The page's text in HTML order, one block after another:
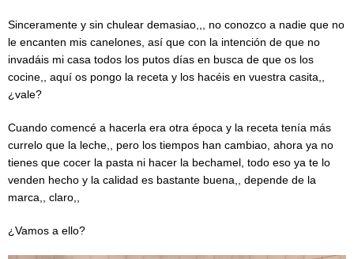
Sinceramente y sin chulear demasiao,,, no conozco a nadie que no
le encanten mis canelones, así que con la intención de que no
invadáis mi casa todos los putos días en busca de que os los
cocine,, aquí os pongo la receta y los hacéis en vuestra casita,,
¿vale?
Cuando comencé a hacerla era otra época y la receta tenía más
currelo que la leche,, pero los tiempos han cambiao, ahora ya no
tienes que cocer la pasta ni hacer la bechamel, todo eso ya te lo
venden hecho y la calidad es bastante buena,, depende de la
marca,, claro,,
¿Vamos a ello?